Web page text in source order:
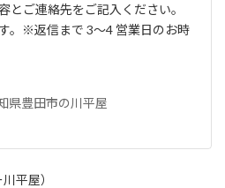
とご連絡先をご記入ください。
。※返信まで 3～4 営業日のお時
県豊田市の川平屋
平屋）